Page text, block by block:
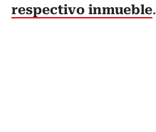
respectivo inmueble.